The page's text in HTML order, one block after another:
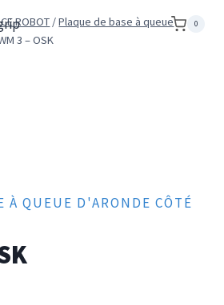
0
ROBOT /Plaque de base à queue
3 – OSK
À QUEUE D'ARONDE CÔTÉ